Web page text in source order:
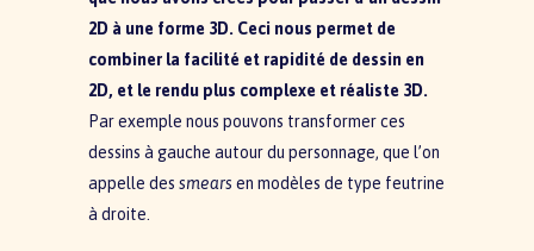
2D à une forme 3D. Ceci nous permet de
combiner la facilité et rapidité de dessin en
2D, et le rendu plus complexe et réaliste 3D.
Par exemple nous pouvons transformer ces
dessins à gauche autour du personnage, que l’on
appelle des smears en modèles de type feutrine
à droite.